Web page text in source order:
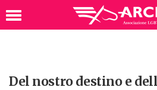
Del nostro destino e